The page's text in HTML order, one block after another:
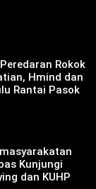
Rokok
Hmind dan
Rantai Pasok
Kunjungi
dan KUHP